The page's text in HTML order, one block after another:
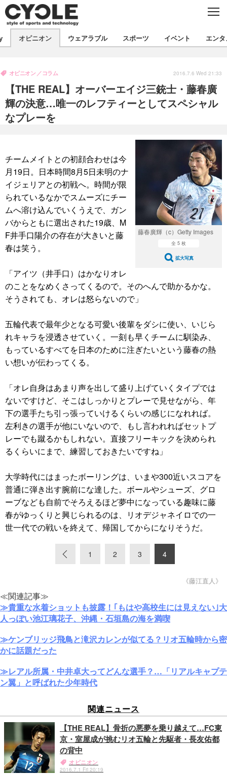
C
製品/用品
衣類
飲食
バックナンバー
コラム
インプレ
ボイス
デバイス
ビジネス
国内
海外
スポーツ
短信
写真
動画
イベント
スポーツ
ツアー
芸能
話題
ファッション
デザイン
写真
動画
ライフ
社会
政治
ハウツー
オピニオン ウェアラブル スポーツ イベント エンタ
【THE REAL】オーバーエイジ三銃士・藤春廣
輝の決意…唯一のレフティーとしてスペシャル
なプレーを
オピニオン コラム 2016.7.6 Wed 21:33
藤春廣輝（c）Getty Images
全 5 枚
拡大写真
チームメイトとの初顔合わせは今
月19日。日本時間8月5日未明のナ
イジェリアとの初戦へ。時間が限
られているなかでスムーズにチー
ムへ溶け込んでいくうえで、ガン
バからともに選出された19歳、M
F井手口陽介の存在が大きいと藤
春は笑う。
「アイツ（井手口）はかなりオレ
のことをなめくさってくるので。そのへんで助かるかな。
そうされても、オレは怒らないので」
五輪代表で最年少となる可愛い後輩をダシに使い、いじら
れキャラを浸透させていく。一刻も早くチームに馴染み、
もっているすべてを日本のために注ぎたいという藤春の熱
い想いが伝わってくる。
「オレ自身はあまり声を出して盛り上げていくタイプでは
ないですけど、そこはしっかりとプレーで見せながら、年
下の選手たち引っ張っていけるくらいの感じになれれば。
左利きの選手が他にいないので、もし言われればセットプ
レーでも蹴るかもしれない。直接フリーキックを決められ
るくらいにまで、練習しておきたいですね」
大学時代にはまったボーリングは、いまや300近いスコアを
普通に弾き出す腕前にな達した。ボールやシューズ、グロ
ーブなども自前でそろえるほど夢中になっている趣味に藤
春がゆっくりと興じられるのは、リオデジャネイロでの一
世一代での戦いを終えて、帰国してからになりそうだ。
1 2 3 4
《藤江直人》
≪関連記事≫
≫貴重な水着ショットも披露！｢もはや高校生には見えない｣大
人っぽい池江璃花子、沖縄・石垣島の海を満喫
≫ケンブリッジ飛鳥と滝沢カレンが似てる？リオ五輪時から密
かに話題だった
≫レアル所属・中井卓大ってどんな選手？…「リアルキャプテ
ン翼」と呼ばれた少年時代
関連ニュース
【THE REAL】骨折の悪夢を乗り越えて…FC東
京・室屋成が挑むリオ五輪と先駆者・長友佑都
の背中
オピニオン
2016.7.1 Fri 20:19